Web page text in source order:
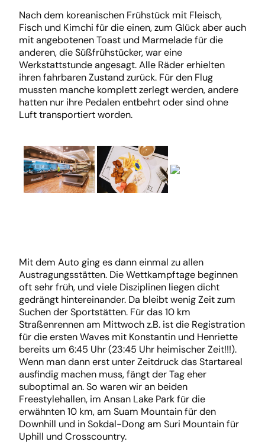
Nach dem koreanischen Frühstück mit Fleisch,
Fisch und Kimchi für die einen, zum Glück aber auch
mit angebotenen Toast und Marmelade für die
anderen, die Süßfrühstücker, war eine
Werkstattstunde angesagt. Alle Räder erhielten
ihren fahrbaren Zustand zurück. Für den Flug
mussten manche komplett zerlegt werden, andere
hatten nur ihre Pedalen entbehrt oder sind ohne
Luft transportiert worden.
Mit dem Auto ging es dann einmal zu allen
Austragungsstätten. Die Wettkampftage beginnen
oft sehr früh, und viele Disziplinen liegen dicht
gedrängt hintereinander. Da bleibt wenig Zeit zum
Suchen der Sportstätten. Für das 10 km
Straßenrennen am Mittwoch z.B. ist die Registration
für die ersten Waves mit Konstantin und Henriette
bereits um 6:45 Uhr (23:45 Uhr heimischer Zeit!!!).
Wenn man dann erst unter Zeitdruck das Startareal
ausfindig machen muss, fängt der Tag eher
suboptimal an. So waren wir an beiden
Freestylehallen, im Ansan Lake Park für die
erwähnten 10 km, am Suam Mountain für den
Downhill und in Sokdal-Dong am Suri Mountain für
Uphill und Crosscountry.